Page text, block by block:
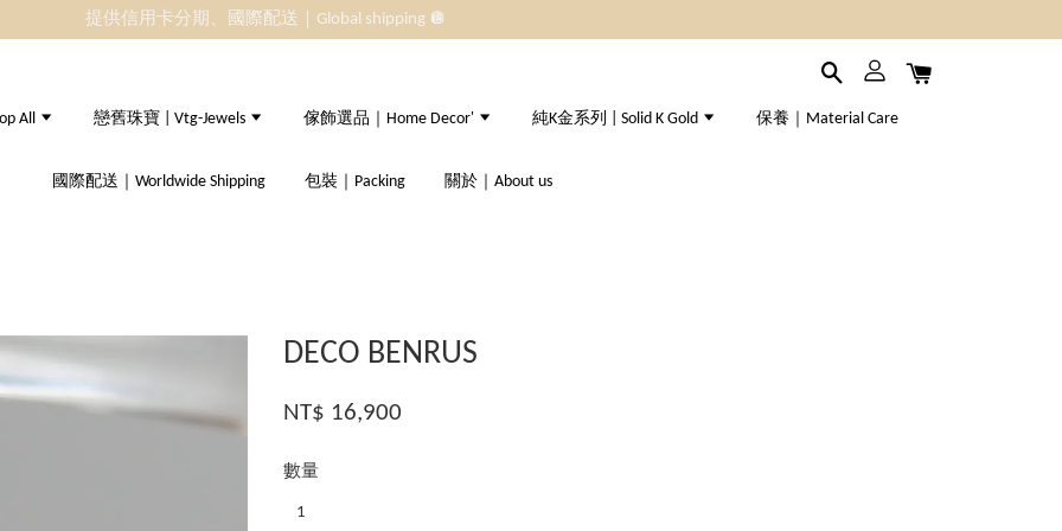
提供信用卡分期、國際配送｜Global shipping 🪩
All 戀舊珠寶 | Vtg-Jewels 傢飾選品｜Home Decor' 純K金系列 | Solid K Gold 保養｜Material Care
國際配送｜Worldwide Shipping 包裝｜Packing 關於｜About us
DECO BENRUS
NT$ 16,900
數量